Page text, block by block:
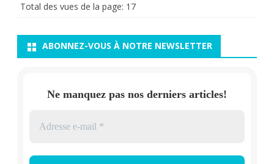
Total des vues de la page: 17
ABONNEZ-VOUS À NOTRE NEWSLETTER
Ne manquez pas nos derniers articles!